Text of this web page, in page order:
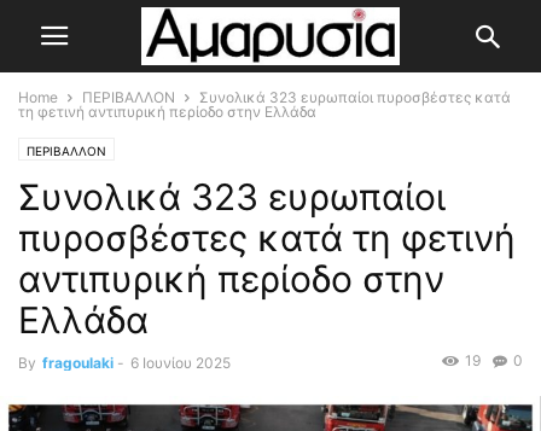
Home ΠΕΡΙΒΑΛΛΟΝ
Συνολικά 323 ευρωπαίοι πυροσβέστες κατά
τη φετινή αντιπυρική περίοδο στην Ελλάδα
ΠΕΡΙΒΑΛΛΟΝ
Συνολικά 323 ευρωπαίοι
πυροσβέστες κατά τη φετινή
αντιπυρική περίοδο στην
Ελλάδα
By fragoulaki - 6 Ιουνίου 2025 0
19